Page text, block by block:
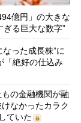
億円」の大きな
る巨大な数字”
った成長株”に
絶好の仕込み
の金融機関が融
なかったカラク
ていた